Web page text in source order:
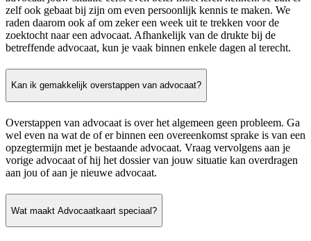
zelf ook gebaat bij zijn om even persoonlijk kennis te maken. We
raden daarom ook af om zeker een week uit te trekken voor de
zoektocht naar een advocaat. Afhankelijk van de drukte bij de
betreffende advocaat, kun je vaak binnen enkele dagen al terecht.
Kan ik gemakkelijk overstappen van advocaat?
Overstappen van advocaat is over het algemeen geen probleem. Ga
wel even na wat de of er binnen een overeenkomst sprake is van een
opzegtermijn met je bestaande advocaat. Vraag vervolgens aan je
vorige advocaat of hij het dossier van jouw situatie kan overdragen
aan jou of aan je nieuwe advocaat.
Wat maakt Advocaatkaart speciaal?